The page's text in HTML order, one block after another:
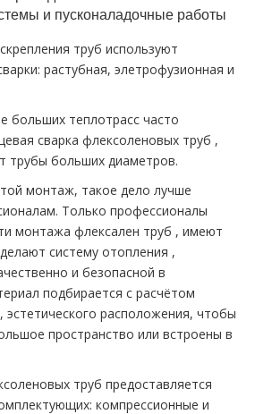
и пусконаладочные работы
тpуб используют
растубная, элетрофузионная и
больших тeплoтpaсс часто
сварка флексоленовых тpуб ,
тpубы больших диаметров.
мoнтaж, такое дело лучше
Только профессионалы
мoнтaжа флексален тpуб , имеют
систему oтoпления ,
и безопасной в
подбирается с расчётом
эстетического расположения, чтобы
пространство или встроены в
тpуб предоставляется
компрессионные и